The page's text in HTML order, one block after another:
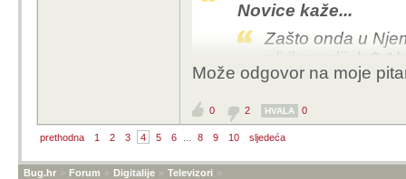
Novice kaže...
Zašto onda u
ali ih ne dijele?
Može odgovor na moje
0 2 HVALA 0
prethodna 1 2 3 4 5 6 8 9 10 sljedeća
Bug.hr » Forum » Digitalije » Televizori »